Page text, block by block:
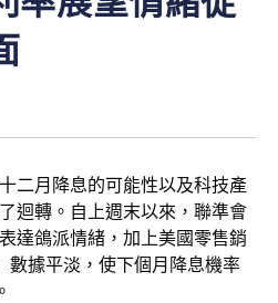
二月降息的可能性以及科技產
迴轉。自上週末以來，聯準會
達鴿派情緒，加上美國零售銷
數據平淡，使下個月降息機率